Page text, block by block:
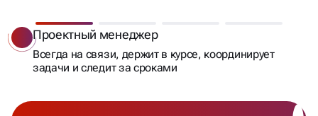
Проектный менеджер
Всегда на связи, держит в курсе, координирует
задачи и следит за сроками